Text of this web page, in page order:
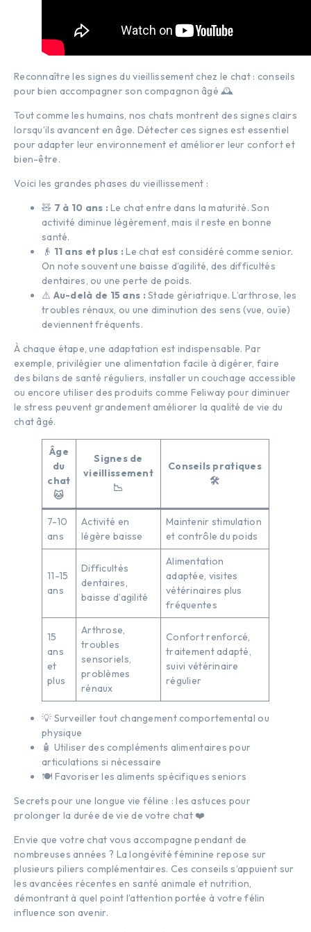
Reconnaître les signes du vieillissement chez le chat : conseils
pour bien accompagner son compagnon âgé 🕰️
Tout comme les humains, nos chats montrent des signes clairs
lorsqu’ils avancent en âge. Détecter ces signes est essentiel
pour adapter leur environnement et améliorer leur confort et
bien-être.
Voici les grandes phases du vieillissement :
🧸 7 à 10 ans : Le chat entre dans la maturité. Son
activité diminue légèrement, mais il reste en bonne
santé.
👴 11 ans et plus : Le chat est considéré comme senior.
On note souvent une baisse d’agilité, des difficultés
dentaires, ou une perte de poids.
⚠️ Au-delà de 15 ans : Stade gériatrique. L’arthrose, les
troubles rénaux, ou une diminution des sens (vue, ouïe)
deviennent fréquents.
À chaque étape, une adaptation est indispensable. Par
exemple, privilégier une alimentation facile à digérer, faire
des bilans de santé réguliers, installer un couchage accessible
ou encore utiliser des produits comme Feliway pour diminuer
le stress peuvent grandement améliorer la qualité de vie du
chat âgé.
Âge
du
chat
🐱
Signes de
vieillissement
📉
Conseils pratiques
🛠️
7-10
ans
Activité en
légère baisse
Maintenir stimulation
et contrôle du poids
11-15
ans
Difficultés
dentaires,
baisse d’agilité
Alimentation
adaptée, visites
vétérinaires plus
fréquentes
15
ans
et
plus
Arthrose,
troubles
sensoriels,
problèmes
rénaux
Confort renforcé,
traitement adapté,
suivi vétérinaire
régulier
💡 Surveiller tout changement comportemental ou
physique
🧴 Utiliser des compléments alimentaires pour
articulations si nécessaire
🍽️ Favoriser les aliments spécifiques seniors
Secrets pour une longue vie féline : les astuces pour
prolonger la durée de vie de votre chat ❤️
Envie que votre chat vous accompagne pendant de
nombreuses années ? La longévité féminine repose sur
plusieurs piliers complémentaires. Ces conseils s’appuient sur
les avancées récentes en santé animale et nutrition,
démontrant à quel point l’attention portée à votre félin
influence son avenir.